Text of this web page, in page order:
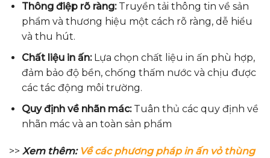
Thông điệp rõ ràng: Truyền tải thông tin về sản
phẩm và thương hiệu một cách rõ ràng, dễ hiểu
và thu hút.
Chất liệu in ấn: Lựa chọn chất liệu in ấn phù hợp,
đảm bảo độ bền, chống thấm nước và chịu được
các tác động môi trường.
Quy định về nhãn mác: Tuân thủ các quy định về
nhãn mác và an toàn sản phẩm
>> Xem thêm: Về các phương pháp in ấn vỏ thùng